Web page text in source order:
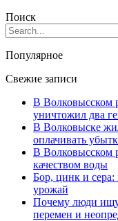
Поиск
Популярное
Свежие записи
В Волковысском
уничтожил два
В Волковыске
оплачивать
В Волковысском
качеством воды
Бор, цинк и сера:
урожай
Почему люди
перемен и